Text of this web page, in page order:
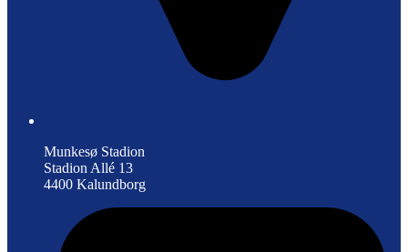
Munkesø Stadion
Stadion Allé 13
4400 Kalundborg